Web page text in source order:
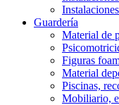
Guardería
Material de
Figuras
Material
Piscinas,
Mobiliario,